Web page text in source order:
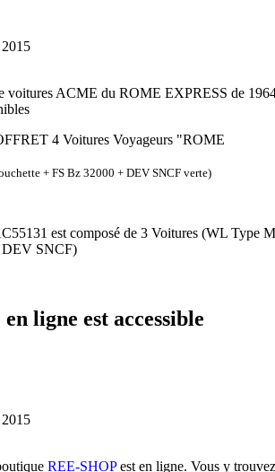
voitures ACME du ROME EXPRESS de
4 Voitures Voyageurs "ROME
+ FS Bz 32000 + DEV SNCF verte)
est composé de 3 Voitures (WL Type M
DEV SNCF)
ligne est accessible
REE-SHOPest en ligne. Vous y trouvez